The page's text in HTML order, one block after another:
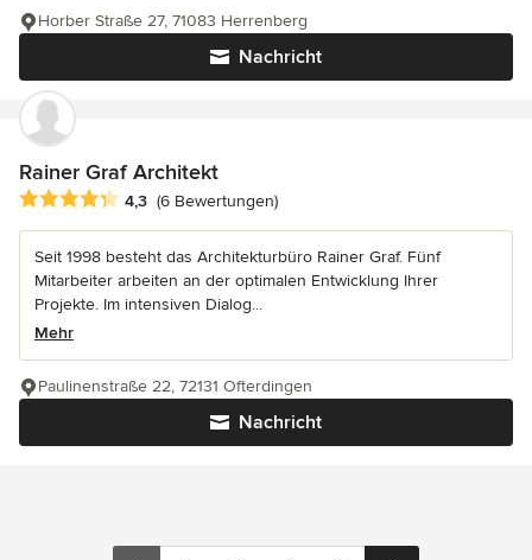
Nachricht
Horber Straße 27, 71083 Herrenberg
Rainer Graf Architekt
Durchschnittliche Bewertung: 4.3 von 5 Sternen
4,3 (6 Bewertungen)
Seit 1998 besteht das Architekturbüro Rainer Graf. Fünf
Mitarbeiter arbeiten an der optimalen Entwicklung Ihrer
Projekte. Im intensiven Dialog...
Mehr
Nachricht
Paulinenstraße 22, 72131 Ofterdingen